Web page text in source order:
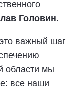
Головин.
важный шаг
области мы
все наши